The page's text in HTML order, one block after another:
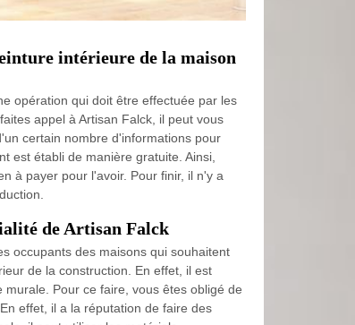
intérieure de la maison
opération qui doit être effectuée par les
appel à Artisan Falck, il peut vous
certain nombre d'informations pour
est établi de manière gratuite. Ainsi,
à payer pour l'avoir. Pour finir, il n'y a
de Artisan Falck
occupants des maisons qui souhaitent
de la construction. En effet, il est
Pour ce faire, vous êtes obligé de
effet, il a la réputation de faire des